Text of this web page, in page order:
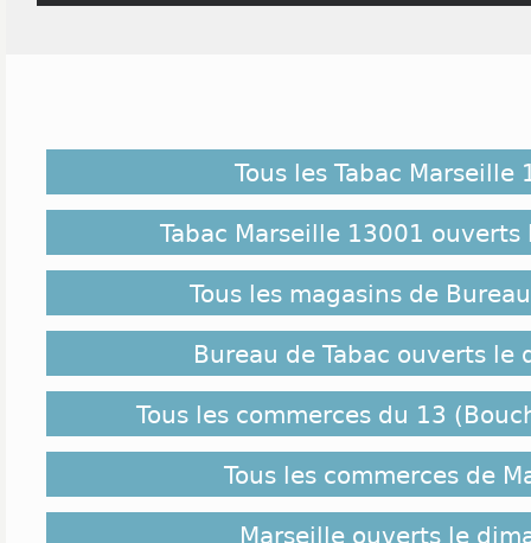
Tous les Tabac Marseille
Tabac Marseille 13001 ouverts
Tous les magasins de
Bureau de Tabac ouverts le
Tous les commerces du 13
Tous les commerces de
Marseille ouverts le